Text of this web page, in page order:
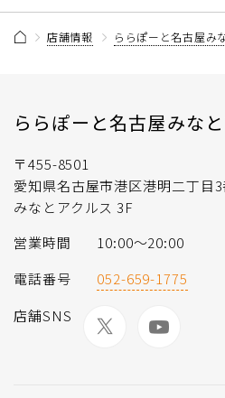
店舗情報 ららぽーと名古屋み
ららぽーと名古屋みな
〒455-8501
愛知県名古屋市港区港明二丁目
みなとアクルス 3F
営業時間
10:00～20:00
電話番号
052-659-1775
店舗SNS